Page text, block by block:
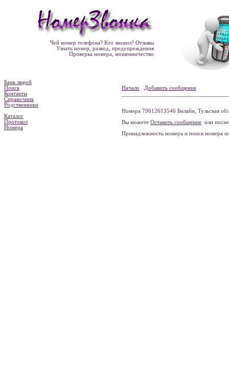
Чей номер телефона? Кто звонил? Отзывы
Узнать номер, развод, предупреждения
Проверка номера, мошенничество
Банк людей
Поиск
Контакты
Справочник
Родственники
Каталог
Протокол
Номера
Начало Добавить сообщение
Номера 79612613546 Билайн, Тульская
Вы можете Оставить сообщение или
Принадлежность номера и поиск номера